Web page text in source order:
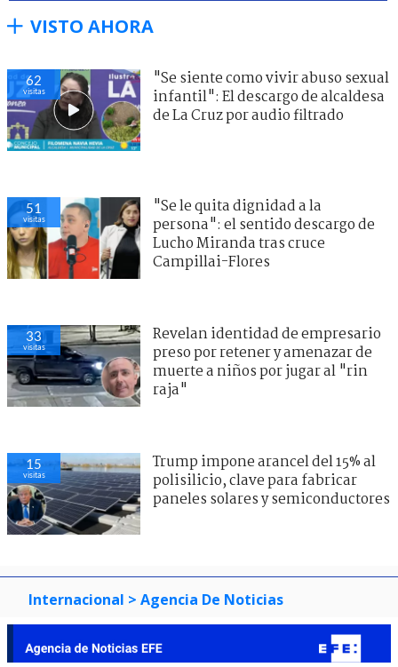
VISTO AHORA
62
visitas
"Se siente como vivir abuso sexual
infantil": El descargo de alcaldesa
de La Cruz por audio filtrado
50
visitas
"Se le quita dignidad a la
persona": el sentido descargo de
Lucho Miranda tras cruce
Campillai-Flores
35
visitas
Revelan identidad de empresario
preso por retener y amenazar de
muerte a niños por jugar al "rin
raja"
31
visitas
Trump impone arancel del 15% al
polisilicio, clave para fabricar
paneles solares y semiconductores
Internacional > Agencia De Noticias